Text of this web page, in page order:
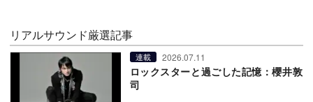
リアルサウンド厳選記事
連載 2026.07.11
ロックスターと過ごした記憶：櫻井敦
司